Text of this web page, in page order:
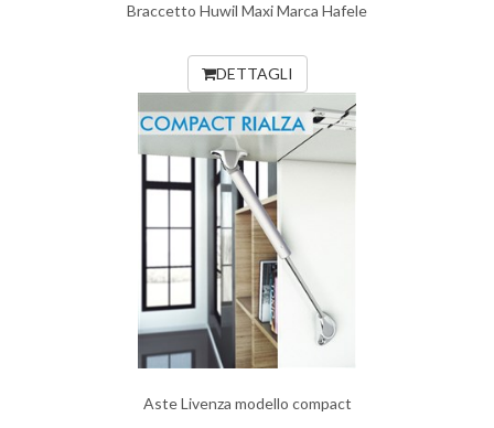
Braccetto Huwil Maxi Marca Hafele
DETTAGLI
Aste Livenza modello compact